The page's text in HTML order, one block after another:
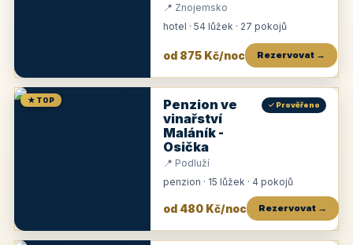
📍 Znojemsko
hotel · 54 lůžek · 27 pokojů
od 875 Kč/noc Rezervovat →
★ TOP
Penzion ve
vinařství
Maláník -
Osička
✓ Prověřeno
📍 Podluží
penzion · 15 lůžek · 4 pokojů
od 480 Kč/noc Rezervovat →